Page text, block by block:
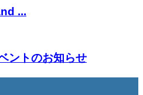
...
ントのお知らせ